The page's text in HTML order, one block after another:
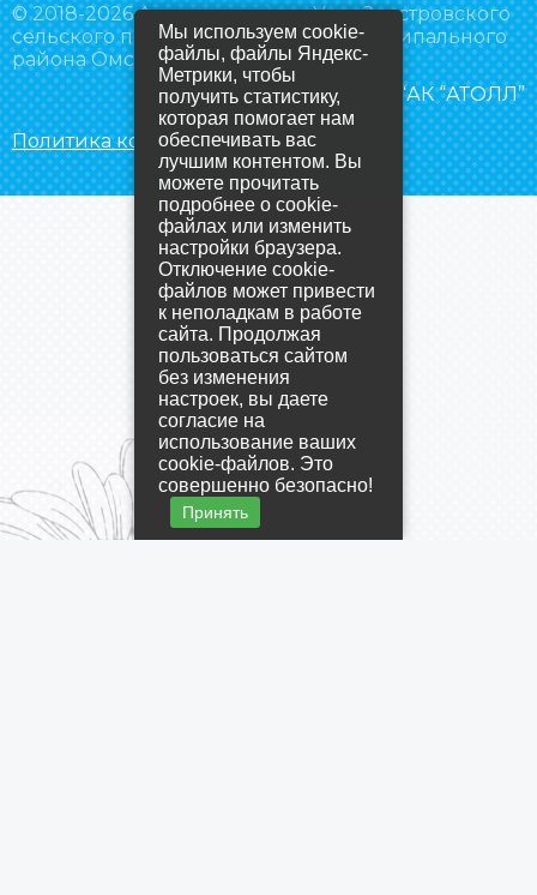
© 2018-2026 Администрация Усть-Заостровского
сельского поселения Омского муниципального
района Омской области
Создание сайта
– “АК “АТОЛЛ”
Политика конфиденциальности
Мы используем cookie-
файлы, файлы Яндекс-
Метрики, чтобы
получить статистику,
которая помогает нам
обеспечивать вас
лучшим контентом. Вы
можете прочитать
подробнее о cookie-
файлах или изменить
настройки браузера.
Отключение cookie-
файлов может привести
к неполадкам в работе
сайта. Продолжая
пользоваться сайтом
без изменения
настроек, вы даете
согласие на
использование ваших
cookie-файлов. Это
совершенно безопасно!
Принять